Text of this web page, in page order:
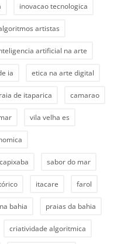
inovacao tecnologica
artistas
artificial na arte
ia etica na arte digital
de itaparica camarao
vila velha es
sabor do mar
itacare farol
bahia praias da bahia
criatividade algoritmica